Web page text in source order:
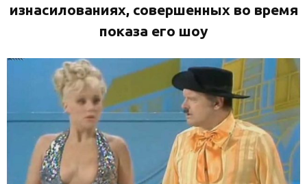
изнасилованиях, совершенных во время
показа его шоу